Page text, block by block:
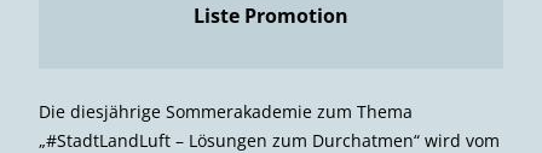
Liste Promotion
Die diesjährige Sommerakademie zum Thema
„#StadtLandLuft – Lösungen zum Durchatmen“ wird vom